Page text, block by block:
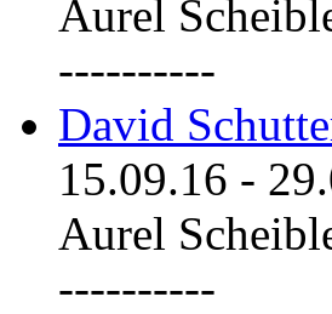
Aurel
----------
David
15.09.16 -
Aurel
----------